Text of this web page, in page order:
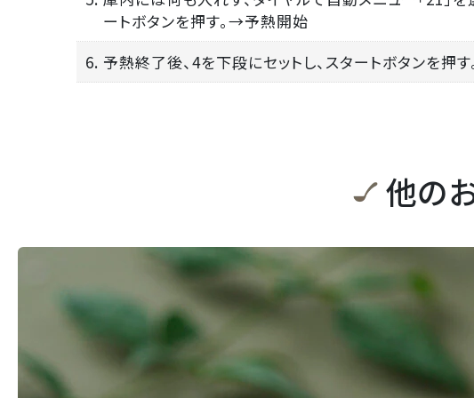
ートボタンを押す。→予熱開始
6. 予熱終了後、4を下段にセットし、スタートボタンを押す
他の